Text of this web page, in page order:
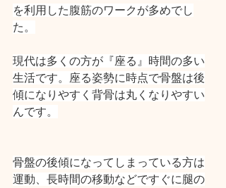
を利用した腹筋のワークが多めでし
た。
現代は多くの方が『座る』時間の多い
生活です。座る姿勢に時点で骨盤は後
傾になりやすく背骨は丸くなりやすい
んです。
骨盤の後傾になってしまっている方は
運動、長時間の移動などですぐに腿の